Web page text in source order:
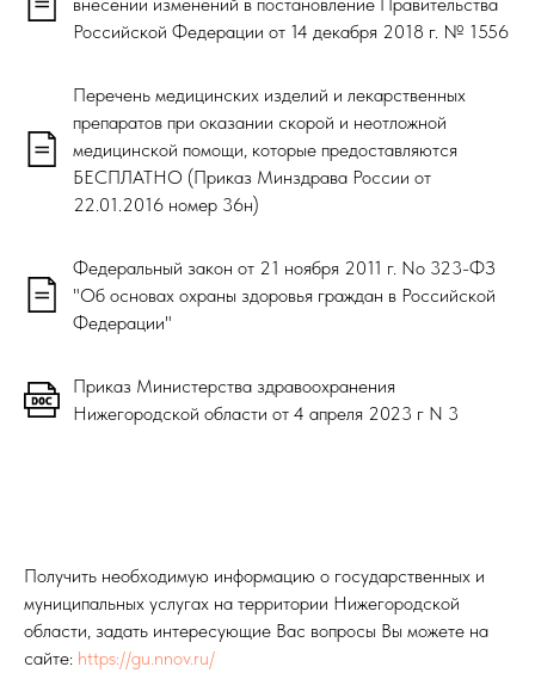
Российской Федерации от 14 декабря 2018 г. № 1556
Перечень медицинских изделий и лекарственных
препаратов при оказании скорой и неотложной
медицинской помощи, которые предоставляются
БЕСПЛАТНО (Приказ Минздрава России от
22.01.2016 номер 36н)
Федеральный закон от 21 ноября 2011 г. No 323-ФЗ
"Об основах охраны здоровья граждан в Российской
Федерации"
Приказ Министерства здравоохранения
Нижегородской области от 4 апреля 2023 г N 3
Получить необходимую информацию о государственных и
муниципальных услугах на территории Нижегородской
области, задать интересующие Вас вопросы Вы можете на
сайте: https://gu.nnov.ru/